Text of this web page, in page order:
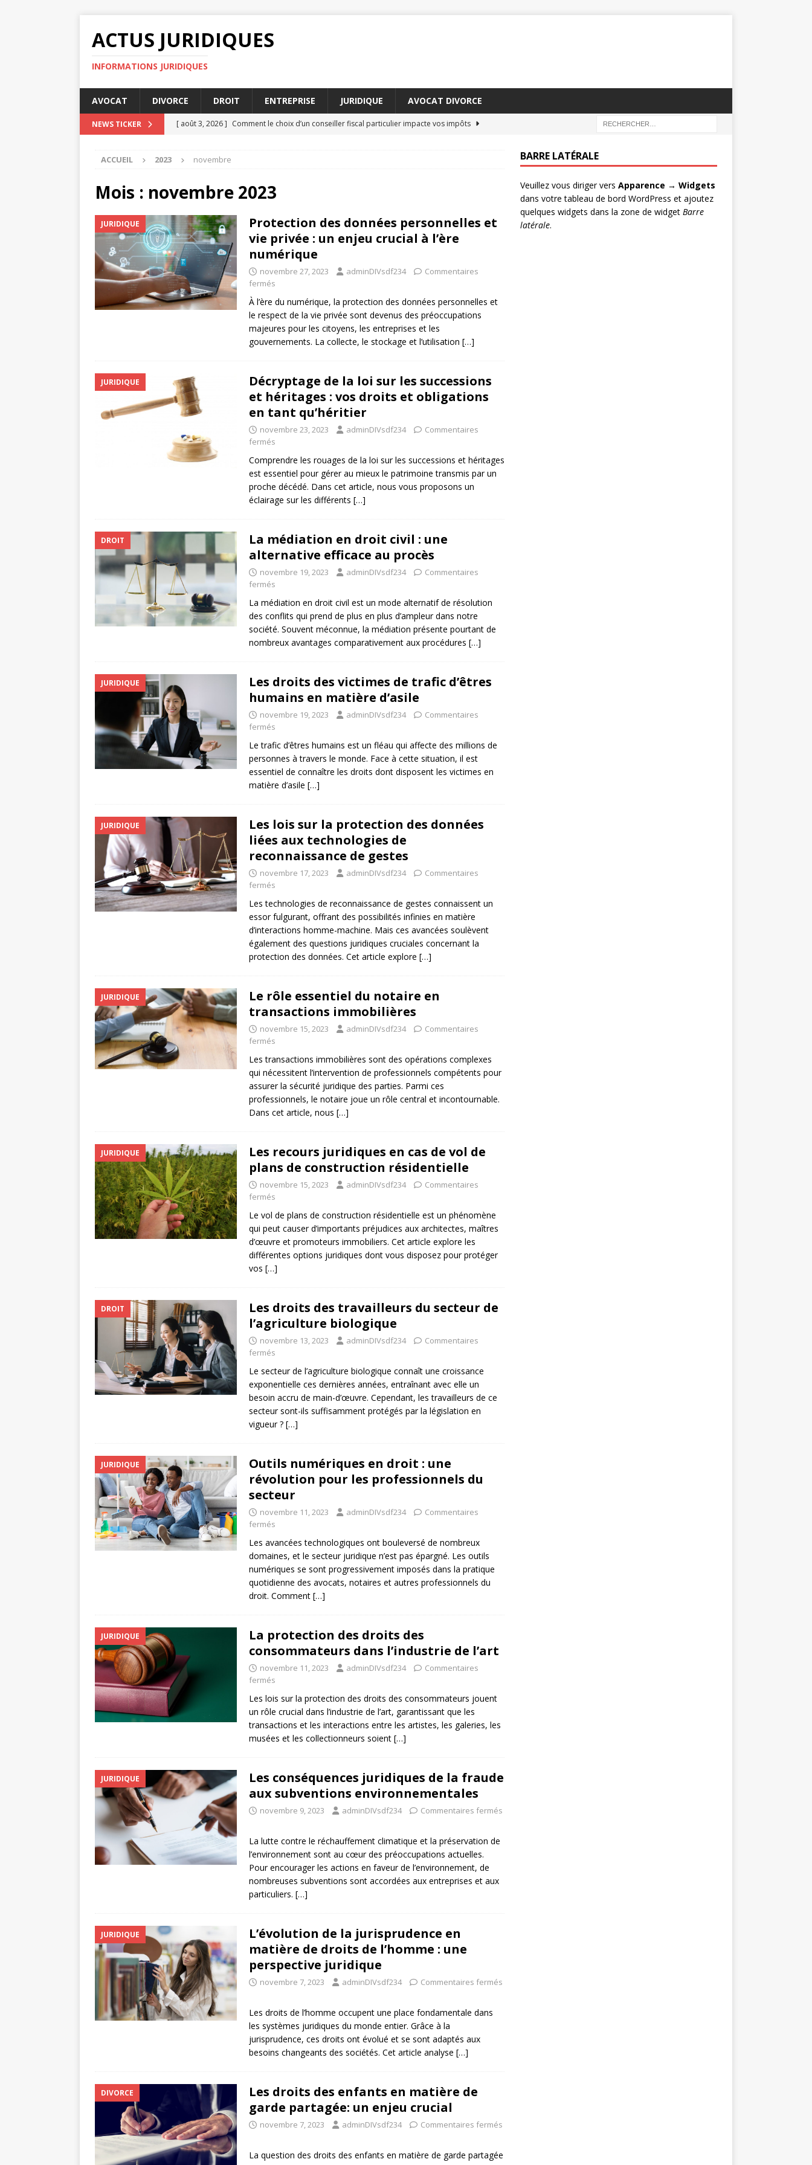
ACTUS JURIDIQUES
INFORMATIONS JURIDIQUES
AVOCAT DIVORCE DROIT ENTREPRISE JURIDIQUE AVOCAT DIVORCE
NEWS TICKER [ août 3, 2026 ] Comment le choix d’un conseiller fiscal particulier impacte vos impôts
[ août 3, 2026 ]
[ juillet 31, 2026 ]
Comment obtenir des dommages et intérêts en cas de préjudice
DIVORCE
[ août 4, 2026 ] Mise en demeure : comment rédiger une lettre efficace
ACCUEIL 2023 novembre
Mois : novembre 2023
JURIDIQUE
Protection des données personnelles et
vie privée : un enjeu crucial à l’ère
numérique
novembre 27, 2023 adminDIVsdf234
Commentaires
fermés
À l’ère du numérique, la protection des données personnelles et
le respect de la vie privée sont devenus des préoccupations
majeures pour les citoyens, les entreprises et les
gouvernements. La collecte, le stockage et l’utilisation […]
JURIDIQUE
Décryptage de la loi sur les successions
et héritages : vos droits et obligations
en tant qu’héritier
novembre 23, 2023 adminDIVsdf234
Commentaires
fermés
Comprendre les rouages de la loi sur les successions et héritages
est essentiel pour gérer au mieux le patrimoine transmis par un
proche décédé. Dans cet article, nous vous proposons un
éclairage sur les différents […]
DROIT
La médiation en droit civil : une
alternative efficace au procès
novembre 19, 2023 adminDIVsdf234
Commentaires
fermés
La médiation en droit civil est un mode alternatif de résolution
des conflits qui prend de plus en plus d’ampleur dans notre
société. Souvent méconnue, la médiation présente pourtant de
nombreux avantages comparativement aux procédures […]
JURIDIQUE
Les droits des victimes de trafic d’êtres
humains en matière d’asile
novembre 19, 2023 adminDIVsdf234
Commentaires
fermés
Le trafic d’êtres humains est un fléau qui affecte des millions de
personnes à travers le monde. Face à cette situation, il est
essentiel de connaître les droits dont disposent les victimes en
matière d’asile […]
JURIDIQUE
Les lois sur la protection des données
liées aux technologies de
reconnaissance de gestes
novembre 17, 2023 adminDIVsdf234
Commentaires
fermés
Les technologies de reconnaissance de gestes connaissent un
essor fulgurant, offrant des possibilités infinies en matière
d’interactions homme-machine. Mais ces avancées soulèvent
également des questions juridiques cruciales concernant la
protection des données. Cet article explore […]
JURIDIQUE
Le rôle essentiel du notaire en
transactions immobilières
novembre 15, 2023 adminDIVsdf234
Commentaires
fermés
Les transactions immobilières sont des opérations complexes
qui nécessitent l’intervention de professionnels compétents pour
assurer la sécurité juridique des parties. Parmi ces
professionnels, le notaire joue un rôle central et incontournable.
Dans cet article, nous […]
JURIDIQUE
Les recours juridiques en cas de vol de
plans de construction résidentielle
novembre 15, 2023 adminDIVsdf234
Commentaires
fermés
Le vol de plans de construction résidentielle est un phénomène
qui peut causer d’importants préjudices aux architectes, maîtres
d’œuvre et promoteurs immobiliers. Cet article explore les
différentes options juridiques dont vous disposez pour protéger
vos […]
DROIT
Les droits des travailleurs du secteur de
l’agriculture biologique
novembre 13, 2023 adminDIVsdf234
Commentaires
fermés
Le secteur de l’agriculture biologique connaît une croissance
exponentielle ces dernières années, entraînant avec elle un
besoin accru de main-d’œuvre. Cependant, les travailleurs de ce
secteur sont-ils suffisamment protégés par la législation en
vigueur ? […]
JURIDIQUE
Outils numériques en droit : une
révolution pour les professionnels du
secteur
novembre 11, 2023 adminDIVsdf234
Commentaires
fermés
Les avancées technologiques ont bouleversé de nombreux
domaines, et le secteur juridique n’est pas épargné. Les outils
numériques se sont progressivement imposés dans la pratique
quotidienne des avocats, notaires et autres professionnels du
droit. Comment […]
JURIDIQUE
La protection des droits des
consommateurs dans l’industrie de l’art
novembre 11, 2023 adminDIVsdf234
Commentaires
fermés
Les lois sur la protection des droits des consommateurs jouent
un rôle crucial dans l’industrie de l’art, garantissant que les
transactions et les interactions entre les artistes, les galeries, les
musées et les collectionneurs soient […]
JURIDIQUE
Les conséquences juridiques de la fraude
aux subventions environnementales
novembre 9, 2023 adminDIVsdf234 Commentaires fermés
La lutte contre le réchauffement climatique et la préservation de
l’environnement sont au cœur des préoccupations actuelles.
Pour encourager les actions en faveur de l’environnement, de
nombreuses subventions sont accordées aux entreprises et aux
particuliers. […]
JURIDIQUE
L’évolution de la jurisprudence en
matière de droits de l’homme : une
perspective juridique
novembre 7, 2023 adminDIVsdf234 Commentaires fermés
Les droits de l’homme occupent une place fondamentale dans
les systèmes juridiques du monde entier. Grâce à la
jurisprudence, ces droits ont évolué et se sont adaptés aux
besoins changeants des sociétés. Cet article analyse […]
DIVORCE
Les droits des enfants en matière de
garde partagée: un enjeu crucial
novembre 7, 2023 adminDIVsdf234 Commentaires fermés
La question des droits des enfants en matière de garde partagée
BARRE LATÉRALE
Veuillez vous diriger vers Apparence → Widgets
dans votre tableau de bord WordPress et ajoutez
quelques widgets dans la zone de widget Barre
latérale.